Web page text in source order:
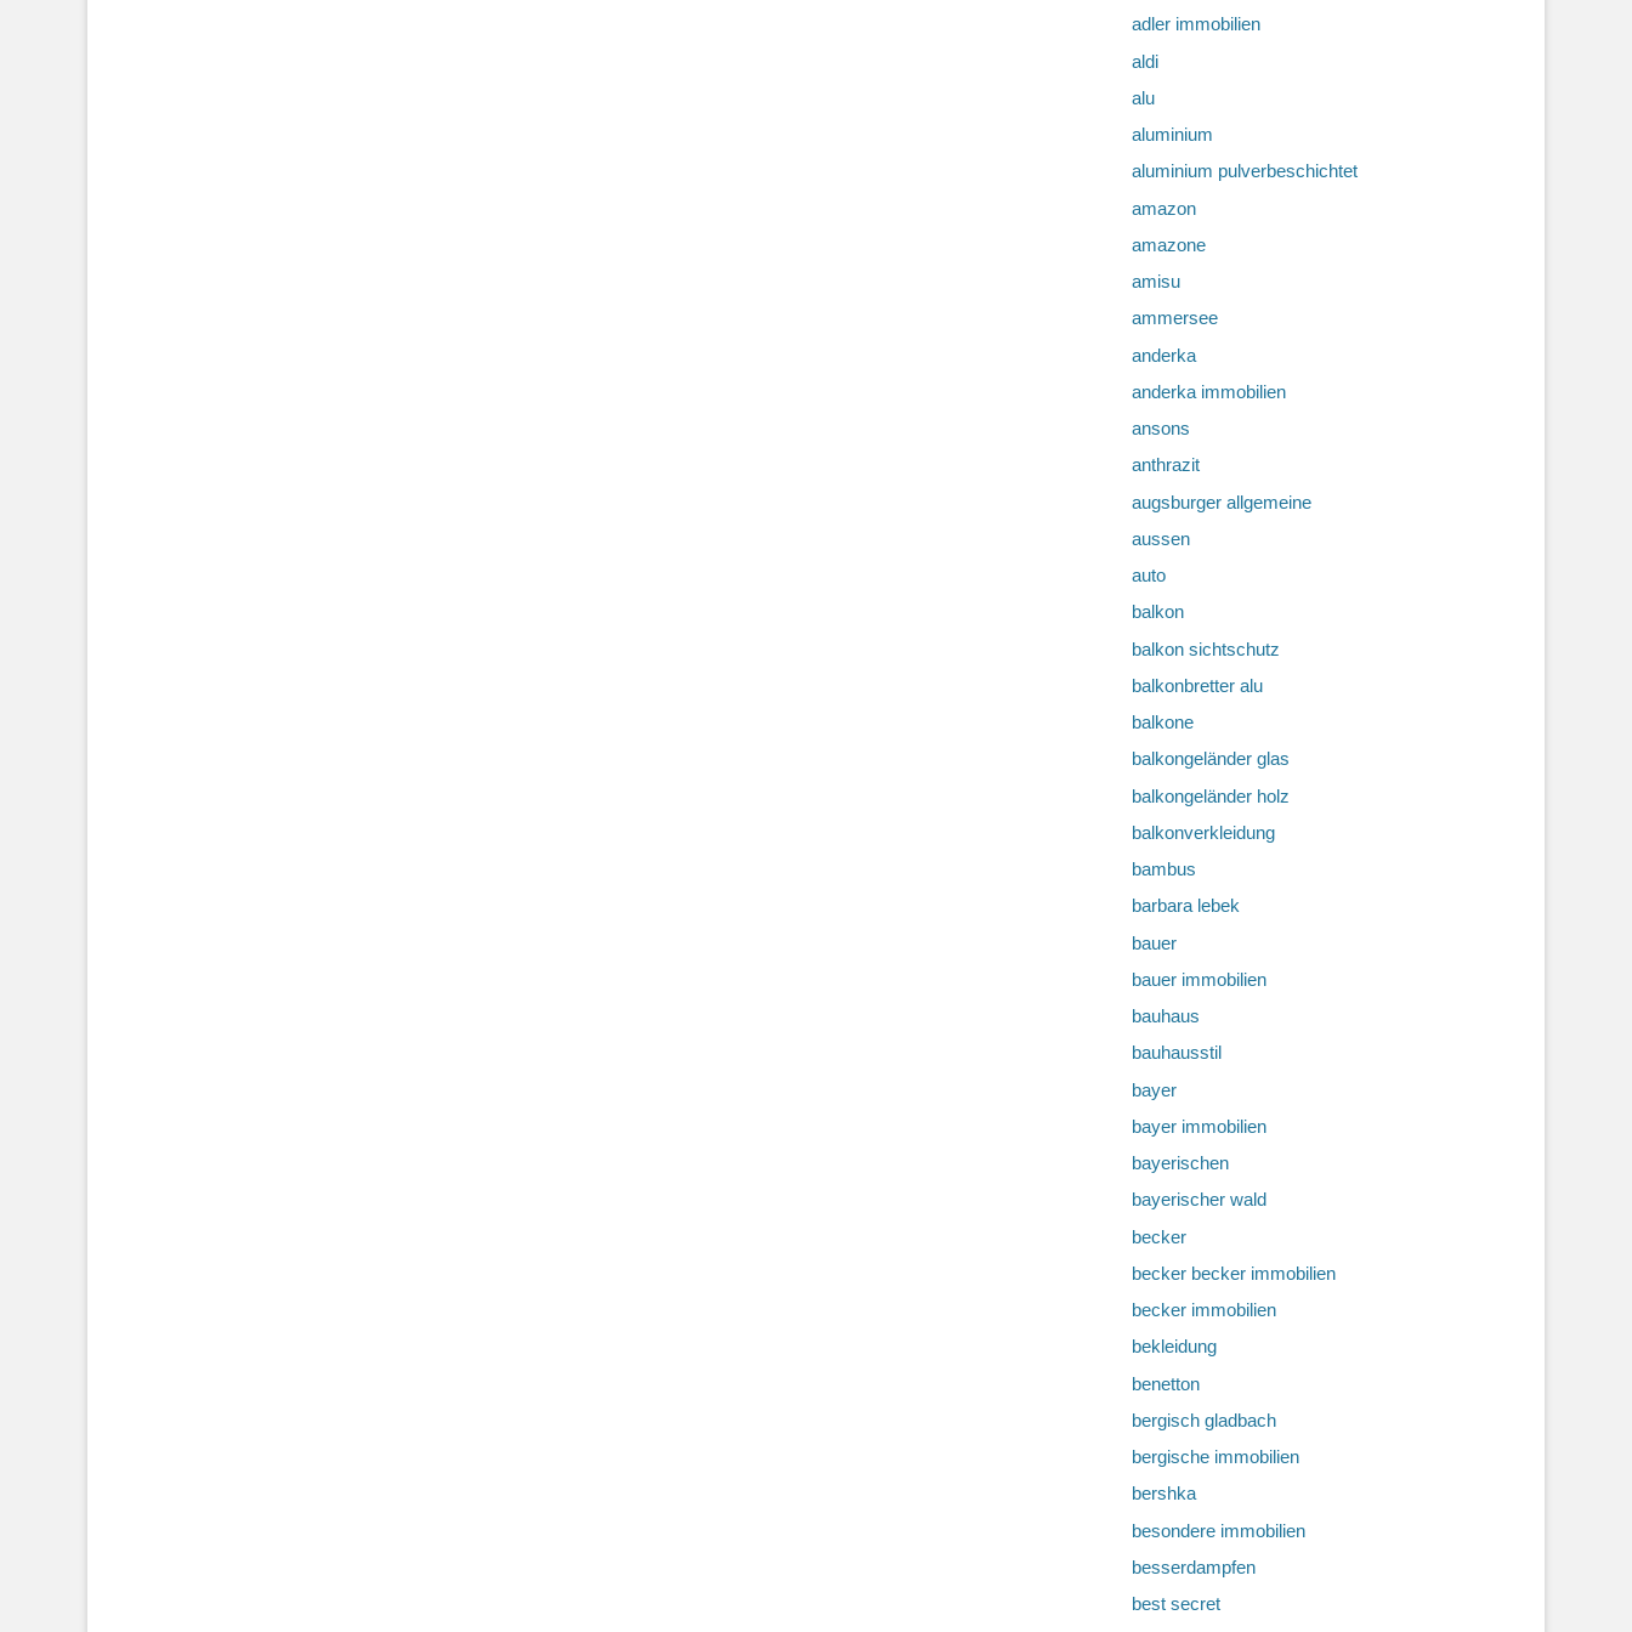
adler immobilien
aldi
alu
aluminium
aluminium pulverbeschichtet
amazon
amazone
amisu
ammersee
anderka
anderka immobilien
ansons
anthrazit
augsburger allgemeine
aussen
auto
balkon
balkon sichtschutz
balkonbretter alu
balkone
balkongeländer glas
balkongeländer holz
balkonverkleidung
bambus
barbara lebek
bauer
bauer immobilien
bauhaus
bauhausstil
bayer
bayer immobilien
bayerischen
bayerischer wald
becker
becker becker immobilien
becker immobilien
bekleidung
benetton
bergisch gladbach
bergische immobilien
bershka
besondere immobilien
besserdampfen
best secret